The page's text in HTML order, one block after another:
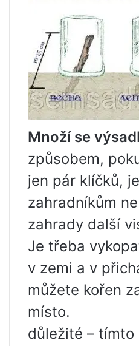
Množí se
způsobem,
jen pár klíčků,
zahradníkům
zahrady další
Je třeba
v zemi a v
můžete kořen
místo.
důležité – tímto